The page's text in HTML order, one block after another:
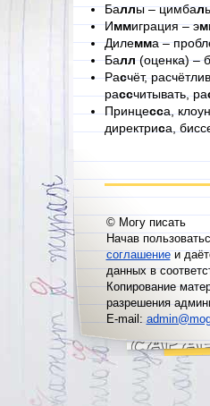
Баллы – цимбал
Иммиграция – эм
Дилемма –
Балл(оценка) –
Расчёт,
рассчитывать, ра
Принцесса,
директриса,
© Могу писать
Начав
соглашениеи
данных в
Копирование
разрешения
E-mail: